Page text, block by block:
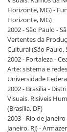
Horizonte, MG) -
Horizonte, MG)
2002 - São Paulo -
Vertentes da
Cultural (São Paulo,
2002 - Fortaleza -
Arte: sistema e
Universidade
2002 - Brasília -
Visuais. Risíveis
(Brasília, DF)
2003 - Rio de
Janeiro, RJ) -